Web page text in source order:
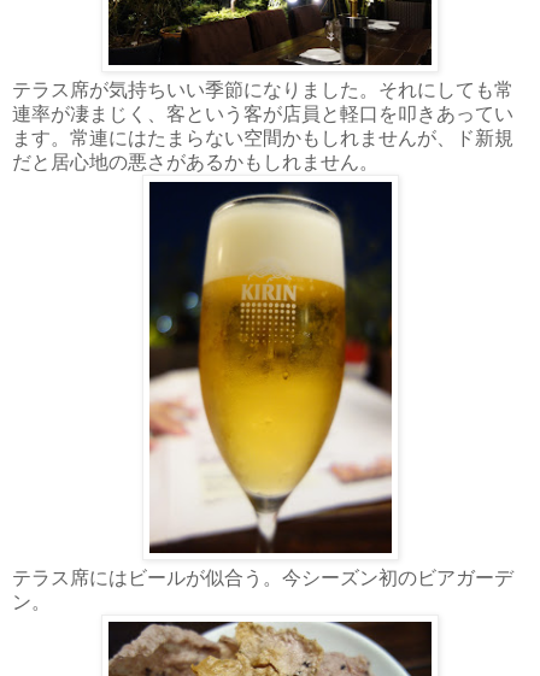
テラス席が気持ちいい季節になりました。それにしても常
連率が凄まじく、客という客が店員と軽口を叩きあってい
ます。常連にはたまらない空間かもしれませんが、ド新規
だと居心地の悪さがあるかもしれません。
テラス席にはビールが似合う。今シーズン初のビアガーデ
ン。